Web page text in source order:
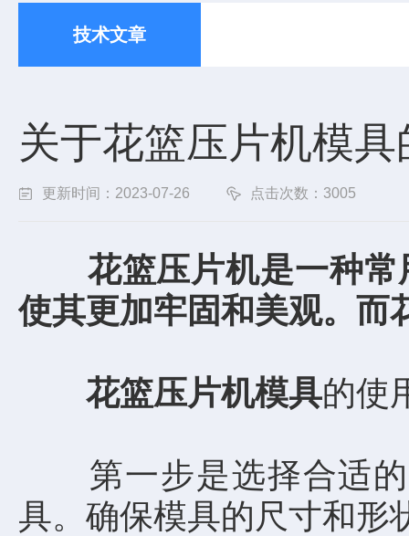
技术文章
关于花篮压片机模
更新时间：2023-07-26 点击次数：3005
花篮压片机是一种
使其更加牢固和美观。而
花篮压片机模具的使
第一步是选择合适的
具。确保模具的尺寸和形